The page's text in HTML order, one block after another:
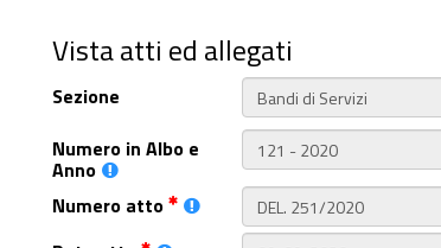
Vista atti ed allegati
Sezione
Numero in Albo e
Anno
Numero atto